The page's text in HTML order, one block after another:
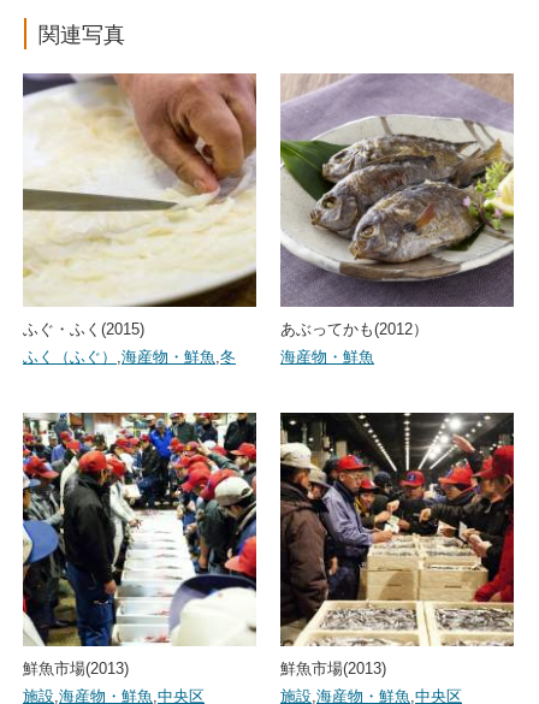
関連写真
ふぐ・ふく(2015)
ふく（ふぐ） ,海産物・鮮魚,冬
あぶってかも(2012）
海産物・鮮魚
鮮魚市場(2013)
施設,海産物・鮮魚,中央区
鮮魚市場(2013)
施設,海産物・鮮魚,中央区